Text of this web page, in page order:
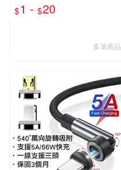
$1 - $20
多筆商品